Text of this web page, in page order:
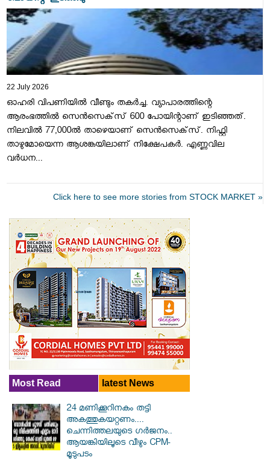
22 July 2026
ഓഹരി വിപണിയില്‍ വീണ്ടും തകര്‍ച്ച. വ്യാപാരത്തിന്റെ
ആരംഭത്തിൽ സെന്‍സെക്‌സ് 600 പോയിന്റാണ് ഇടിഞ്ഞത്.
നിലവില്‍ 77,000ല്‍ താഴെയാണ് സെന്‍സെക്‌സ്. നിഫ്റ്റി
താഴുമോയെന്ന ആശങ്കയിലാണ് നിക്ഷേപകര്‍. എണ്ണവില
വര്‍ധന...
Click here to see more stories from STOCK MARKET »
Most Read latest News
24 മണിക്കൂറിനകം തട്ടി
അകത്തുകയറ്റണം....
ചെന്നിത്തലയുടെ ഗർജനം..
ആയങ്കിയിലൂടെ വീഴും CPM-
മൂടുപടം